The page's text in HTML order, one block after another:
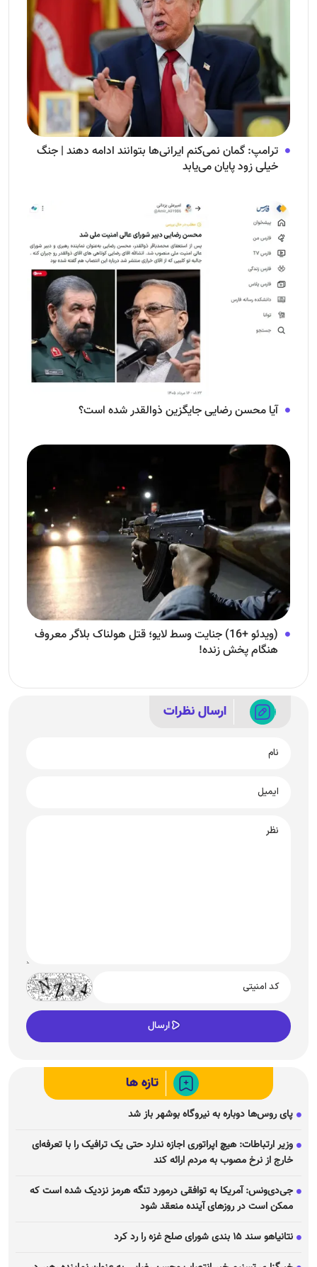
ترامپ: گمان نمی‌کنم ایرانی‌ها بتوانند ادامه دهند | جنگ
خیلی زود پایان می‌یابد
آیا محسن رضایی جایگزین ذوالقدر شده است؟
(ویدئو +16) جنایت وسط لایو؛ قتل هولناک بلاگر معروف
هنگام پخش زنده!
ارسال نظرات
تازه ها
پای روس‌ها دوباره به نیروگاه بوشهر باز شد
وزیر ارتباطات: هیچ اپراتوری اجازه ندارد حتی یک ترافیک را با تعرفه‌ای
خارج از نرخ مصوب به مردم ارائه کند
جی‌دی‌ونس: آمریکا به توافقی درمورد تنگه هرمز نزدیک شده است که
ممکن است در روز‌های آینده منعقد شود
نتانیاهو سند ۱۵ بندی شورای صلح غزه را رد کرد